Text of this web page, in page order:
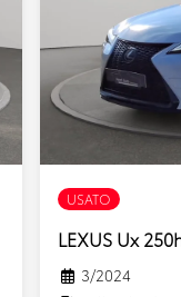
USATO
LEXUS Ux
3/2024